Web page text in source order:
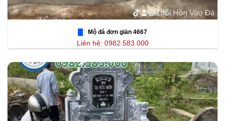
Mộ đá đơn giản 4667
Liên hệ: 0982.583.000